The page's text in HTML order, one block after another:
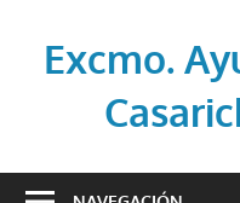
contenidoExcmo.
oficial